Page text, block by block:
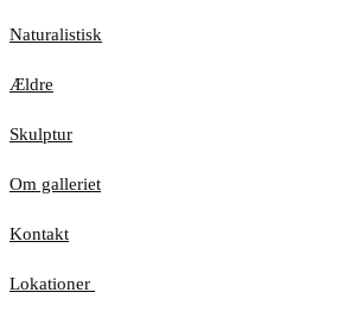
Naturalistisk
Ældre
Skulptur
Om galleriet
Kontakt
Lokationer